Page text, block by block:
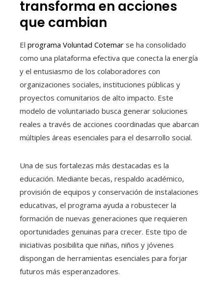
transforma en acciones
que cambian
El programa Voluntad Cotemar se ha consolidado
como una plataforma efectiva que conecta la energía
y el entusiasmo de los colaboradores con
organizaciones sociales, instituciones públicas y
proyectos comunitarios de alto impacto. Este
modelo de voluntariado busca generar soluciones
reales a través de acciones coordinadas que abarcan
múltiples áreas esenciales para el desarrollo social.
Una de sus fortalezas más destacadas es la
educación. Mediante becas, respaldo académico,
provisión de equipos y conservación de instalaciones
educativas, el programa ayuda a robustecer la
formación de nuevas generaciones que requieren
oportunidades genuinas para crecer. Este tipo de
iniciativas posibilita que niñas, niños y jóvenes
dispongan de herramientas esenciales para forjar
futuros más esperanzadores.